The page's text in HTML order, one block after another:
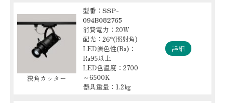
狭角カッター
型番：SSP-
094B082765
消費電力：20W
配光：26°(照射角)
LED演色性(Ra)：
Ra95以上
LED色温度：2700
～6500K
器具重量：1.2㎏
詳細